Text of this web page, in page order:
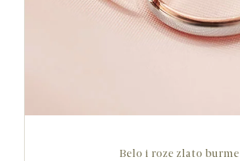
Belo i roze zlato burme